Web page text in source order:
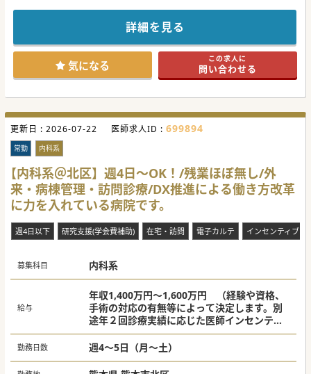
迎です。
■在宅医療の需要が高まる地域ニーズに応えるため、現在の
院長1名体制から2名体制への拡充により診療体制を強化しま
#秋入職可
人吉市の精神科病院での内科医師募集です。
最寄り駅から徒歩約5分と公共交通機関での通勤も可能でご
主治医として病棟は持っていただきますが、認知症患者様が
メインで、
重度の疾患や専門的な疾患は他の精神科医師に対応いただけ
ご興味ございましたらお気軽にお問合せくださいませ。
#秋入職可
詳細を見る
気になる この求人に
問い合わせる
更新日 : 2026-07-22 医師求人ID : 699894
常勤 内科系
【内科系＠北区】週4日～OK！/残業ほぼ無し/外
来・病棟管理・訪問診療/DX推進による働き方改革
に力を入れている病院です。
週4日以下 研究支援(学会費補助) 在宅・訪問 電子カルテ インセンティブあ
募集科目 内科系
給与
年収1,400万円～1,600万円 （経験や資格、
手術の対応の有無等によって決定します。別
途年２回診療実績に応じた医師インセンティ
ブの支給あり。20万～100万/回）
月給116万円～133万円
勤務日数 週4～5日（月～土）